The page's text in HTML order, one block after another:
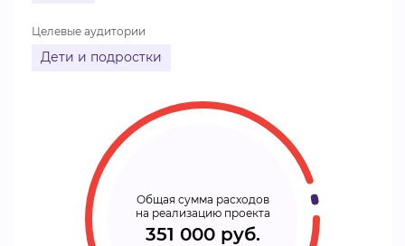
Целевые аудитории
Дети и подростки
Общая сумма расходов
на реализацию проекта
351 000 руб.